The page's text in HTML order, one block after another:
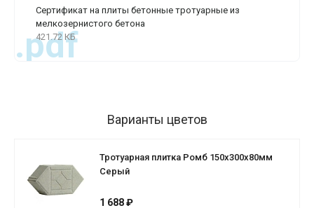
Сертификат на плиты бетонные тротуарные из
мелкозернистого бетона
421.72 КБ
.pdf
Варианты цветов
Тротуарная плитка Ромб 150х300х80мм
Серый
1 688 ₽